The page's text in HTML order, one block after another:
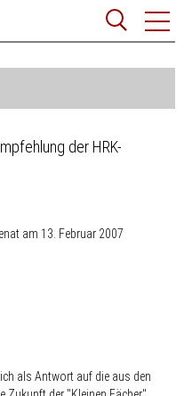
Suchen
der HRK-
am 13. Februar 2007
als Antwort auf die aus den